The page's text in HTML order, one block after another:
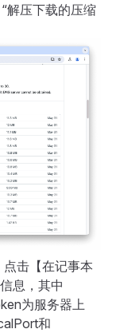
解压下载的压缩
击【在记事本
息，其中
为服务器上
和